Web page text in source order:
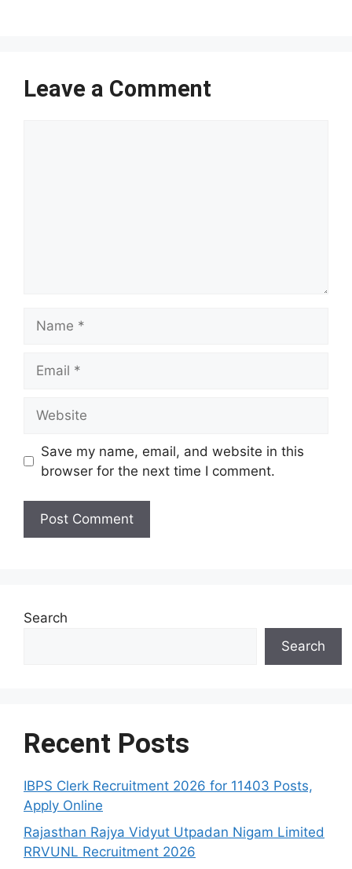
Leave a Comment
Save my name, email, and website in this
browser for the next time I comment.
Search
Search
Recent Posts
IBPS Clerk Recruitment 2026 for 11403 Posts,
Apply Online
Rajasthan Rajya Vidyut Utpadan Nigam Limited
RRVUNL Recruitment 2026